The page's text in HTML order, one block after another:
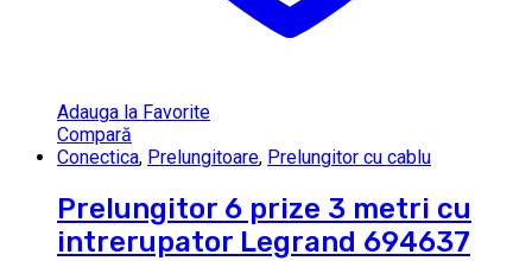
Adauga la Favorite
Compară
Conectica, Prelungitoare, Prelungitor cu cablu
Prelungitor 6 prize 3 metri cu
intrerupator Legrand 694637